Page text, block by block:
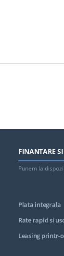
FINANTARE
Punem la
Plata integrala
Rate rapid si
Leasing printr-